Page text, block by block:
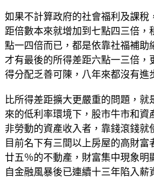
如果不計算政府的社會福利及課稅
距倍數本來就增加到七點四三倍，
點一四倍而已，都是依靠社福補助
才有最後的所得差距六點一三倍，
得分配乏善可陳，八年來都沒有進
比所得差距擴大更嚴重的問題，
來的低利率環境下，股市牛市和資
非勞動的資產收入者，靠錢滾錢就
目前名下有三間以上房屋的高財
廿五％的不動產，財富集中現象明
自金融風暴後已連續十三年陷入薪